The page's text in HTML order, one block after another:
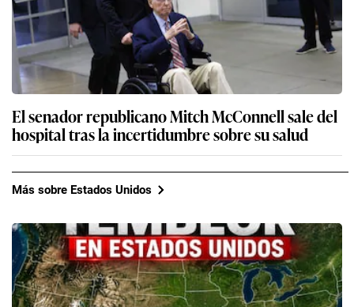
El senador republicano Mitch McConnell sale del
hospital tras la incertidumbre sobre su salud
Más sobre Estados Unidos